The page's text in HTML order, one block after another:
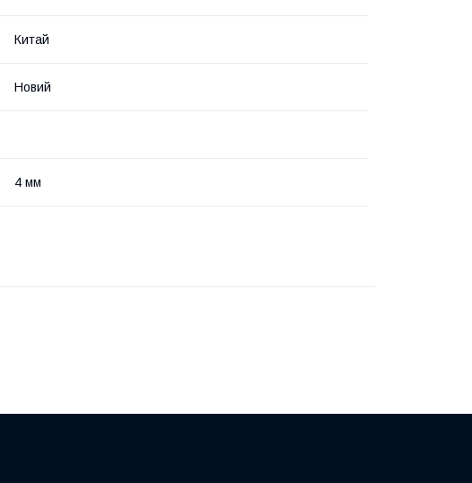
Китай
Новий
4 мм